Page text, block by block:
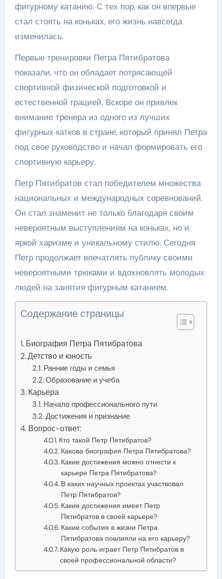
фигурному катанию. С тех пор, как он впервые
стал стоять на коньках, его жизнь навсегда
изменилась.
Первые тренировки Петра Пятибратова
показали, что он обладает потрясающей
спортивной физической подготовкой и
естественной грацией. Вскоре он привлек
внимание тренера из одного из лучших
фигурных катков в стране, который принял Петра
под свое руководство и начал формировать его
спортивную карьеру.
Петр Пятибратов стал победителем множества
национальных и международных соревнований.
Он стал знаменит не только благодаря своим
невероятным выступлениям на коньках, но и
яркой харизме и уникальному стилю. Сегодня
Петр продолжает впечатлять публику своими
невероятными трюками и вдохновлять молодых
людей на занятия фигурным катанием.
Содержание страницы
Биография Петра Пятибратова
Детство и юность
Ранние годы и семья
Образование и учеба
Карьера
Начало профессионального пути
Достижения и признание
Вопрос-ответ:
Кто такой Петр Пятибратов?
Какова биография Петра Пятибратова?
Какие достижения можно отнести к
карьере Петра Пятибратова?
В каких научных проектах участвовал
Петр Пятибратов?
Какие достижения имеет Петр
Пятибратов в своей карьере?
Какие события в жизни Петра
Пятибратова повлияли на его карьеру?
Какую роль играет Петр Пятибратов в
своей профессиональной области?